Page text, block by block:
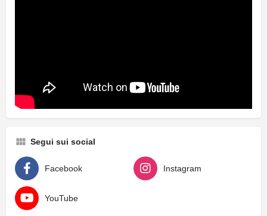
Segui sui social
Facebook Instagram
YouTube